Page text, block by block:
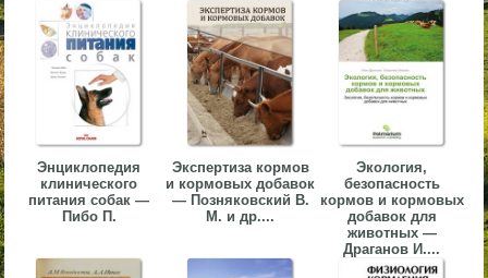
Энциклопедия
клинического
питания собак —
Пибо П.
Экспертиза кормов
и кормовых добавок
— Позняковский В.
М. и др....
Экология,
безопасность
кормов и кормовых
добавок для
животных —
Драганов И....